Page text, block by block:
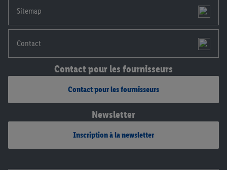
Sitemap
Contact
Contact pour les fournisseurs
Contact pour les fournisseurs
Newsletter
Inscription à la newsletter